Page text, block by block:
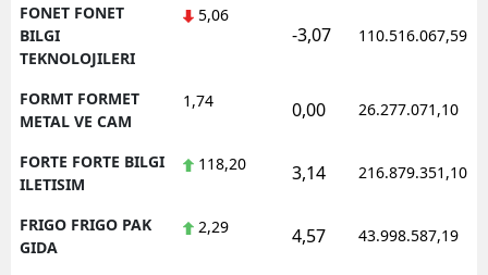
FONET FONET
BILGI
TEKNOLOJILERI
5,06
-3,07 110.516.067,59
FORMT FORMET
METAL VE CAM
1,74 0,00 26.277.071,10
FORTE FORTE BILGI
ILETISIM
118,20 3,14 216.879.351,10
FRIGO FRIGO PAK
GIDA
2,29 4,57 43.998.587,19